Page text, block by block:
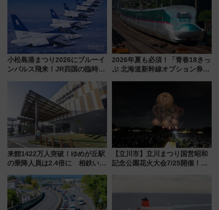
小松島港まつり2026にブルーイ
ンパルス飛来！JR四国の臨時ダ
2026年夏も必須！「青春18きっ
ぷ 北海道新幹線オプション券」
来館1422万人突破！ゆめが丘駅
の乗降人員は2.4倍に 相鉄いず
年祭にそうにゃん＆DB.スター
マンが登場
【立川市】立川まつり国営昭和
記念公園花火大会7/25開催！